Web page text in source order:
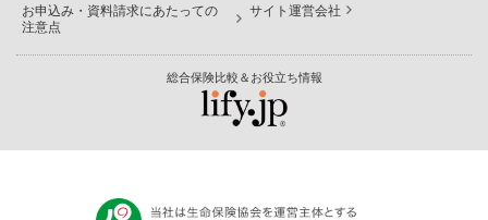
お申込み・資料請求にあたっての
注意点
サイト運営会社
総合保険比較＆お役立ち情報